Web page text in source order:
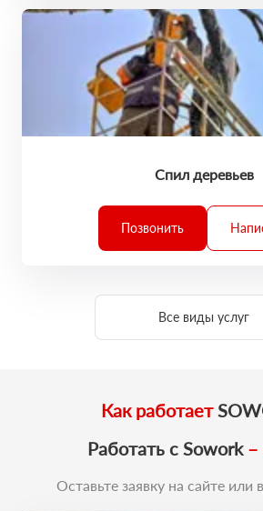
Спил деревьев
Позвонить
Все виды услуг
Как работает
Работать с Sowork –
Оставьте заявку на сайте